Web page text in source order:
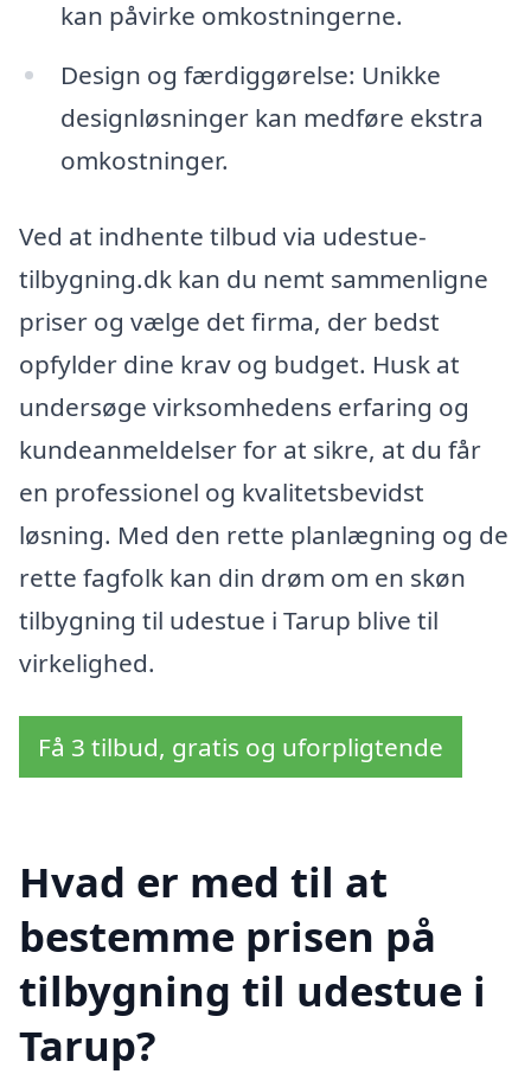
kan påvirke omkostningerne.
Design og færdiggørelse: Unikke
designløsninger kan medføre ekstra
omkostninger.
Ved at indhente tilbud via udestue-
tilbygning.dk kan du nemt sammenligne
priser og vælge det firma, der bedst
opfylder dine krav og budget. Husk at
undersøge virksomhedens erfaring og
kundeanmeldelser for at sikre, at du får
en professionel og kvalitetsbevidst
løsning. Med den rette planlægning og de
rette fagfolk kan din drøm om en skøn
tilbygning til udestue i Tarup blive til
virkelighed.
Få 3 tilbud, gratis og uforpligtende
Hvad er med til at
bestemme prisen på
tilbygning til udestue i
Tarup?